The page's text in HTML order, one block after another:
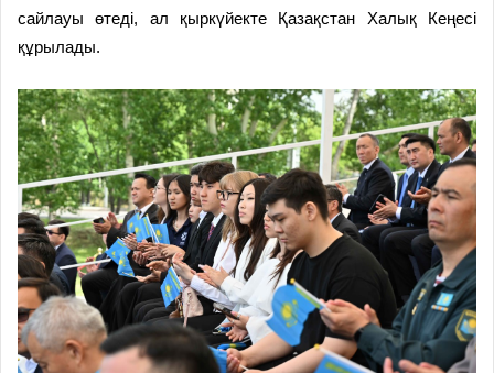
сайлауы өтеді, ал қыркүйекте Қазақстан Халық Кеңесі
құрылады.